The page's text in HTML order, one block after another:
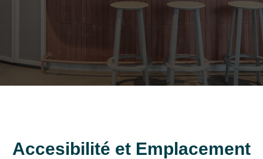
Accesibilité et Emplacement